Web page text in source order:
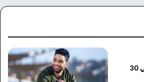
الويوك
كلام حب وغزل إليك حبيبتي 30